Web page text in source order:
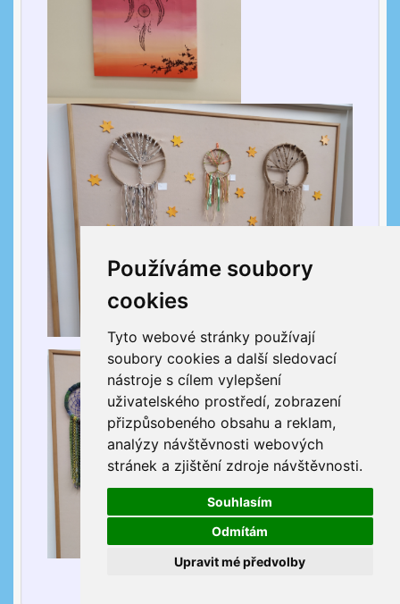
Používáme soubory
cookies
Tyto webové stránky používají
soubory cookies a další sledovací
nástroje s cílem vylepšení
uživatelského prostředí, zobrazení
přizpůsobeného obsahu a reklam,
analýzy návštěvnosti webových
stránek a zjištění zdroje návštěvnosti.
Souhlasím
Odmítám
Upravit mé předvolby